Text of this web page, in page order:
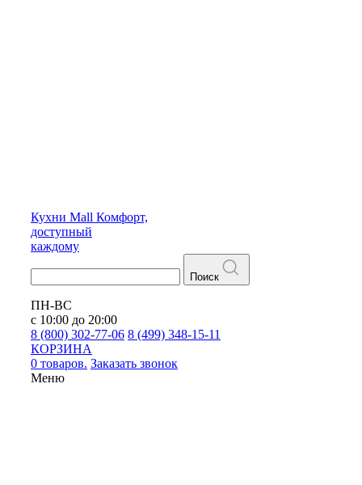
Кухни Mall Комфорт,
доступный
каждому
Поиск
ПН-ВС
с 10:00 до 20:00
8 (800) 302-77-06 8 (499) 348-15-11
КОРЗИНА
0 товаров. Заказать звонок
Меню